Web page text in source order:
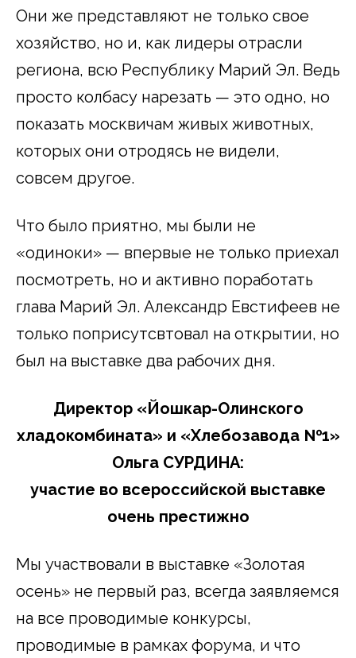
Они же представляют не только свое
хозяйство, но и, как лидеры отрасли
региона, всю Республику Марий Эл. Ведь
просто колбасу нарезать — это одно, но
показать москвичам живых животных,
которых они отродясь не видели,
совсем другое.
Что было приятно, мы были не
«одиноки» — впервые не только приехал
посмотреть, но и активно поработать
глава Марий Эл. Александр Евстифеев не
только поприсутсвтовал на открытии, но
был на выставке два рабочих дня.
Директор «Йошкар-Олинского
хладокомбината» и «Хлебозавода №1»
Ольга СУРДИНА:
участие во всероссийской выставке
очень престижно
Мы участвовали в выставке «Золотая
осень» не первый раз, всегда заявляемся
на все проводимые конкурсы,
проводимые в рамках форума, и что